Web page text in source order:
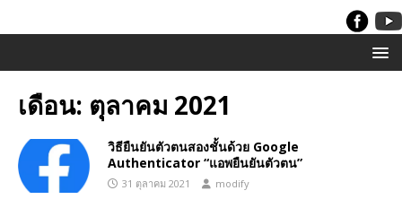
เดือน: ตุลาคม 2021
วิธียืนยันตัวตนสองชั้นด้วย Google
Authenticator “แอพยืนยันตัวตน”
31 ตุลาคม 2021 modify